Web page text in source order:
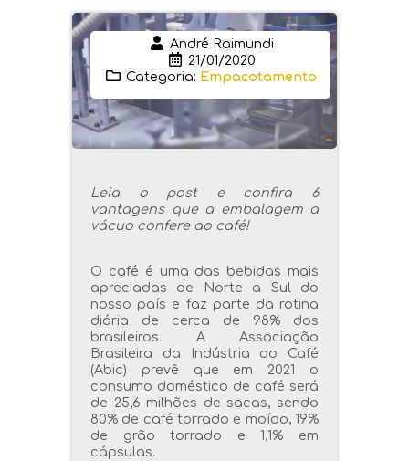
André Raimundi
21/01/2020
Categoria: Empacotamento
Leia o post e confira 6
vantagens que a embalagem a
vácuo confere ao café!
O café é uma das bebidas mais
apreciadas de Norte a Sul do
nosso país e faz parte da rotina
diária de cerca de 98% dos
brasileiros. A Associação
Brasileira da Indústria do Café
(Abic) prevê que em 2021 o
consumo doméstico de café será
de 25,6 milhões de sacas, sendo
80% de café torrado e moído, 19%
de grão torrado e 1,1% em
cápsulas.